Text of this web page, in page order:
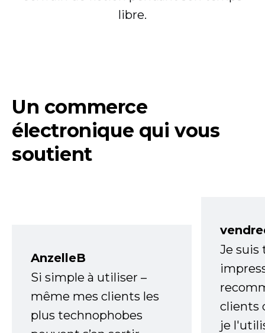
libre.
Un commerce
électronique qui vous
soutient
AnzelleB
Si simple à utiliser –
même mes clients les
plus technophobes
Je
clients
je